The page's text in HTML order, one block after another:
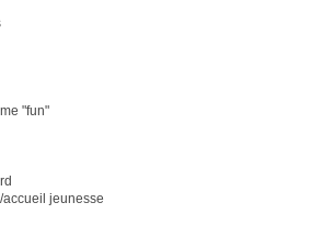
"fun"
jeunesse